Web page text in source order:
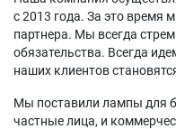
с 2013 года. За это время
партнера. Мы всегда
обязательства. Всегда
наших клиентов
Мы поставили лампы для
частные лица, и